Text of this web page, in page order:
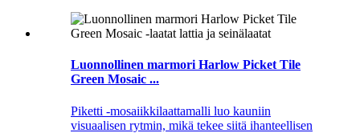
Luonnollinen marmori Harlow Picket Tile
Green Mosaic ...
Piketti -mosaiikkilaattamalli luo kauniin
visuaalisen rytmin, mikä tekee siitä ihanteellisen